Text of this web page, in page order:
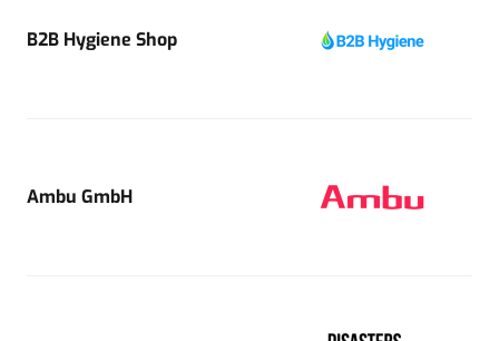
B2B Hygiene Shop
Ambu GmbH